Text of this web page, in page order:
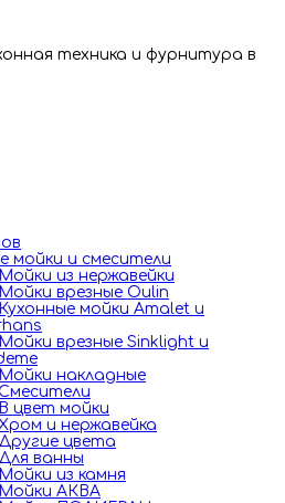
техника и фурнитура в
мойки и смесители
Мойки из нержавейки
Мойки врезные Oulin
Кухонные мойки Amalet и
Мойки врезные Sinklight и
Мойки накладные
Смесители
В цвет мойки
и нержавейка
Другие цвета
Для ванны
Мойки из камня
Мойки АКВА